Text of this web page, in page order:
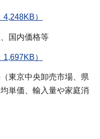
）
国内価格等
）
東京中央卸売市場、県
単価、輸入量や家庭消